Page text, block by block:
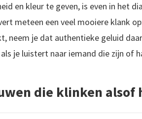
en kleur te geven, is even in het
meteen een veel mooiere klank
neem je dat authentieke geluid
je luistert naar iemand die zijn of
die klinken